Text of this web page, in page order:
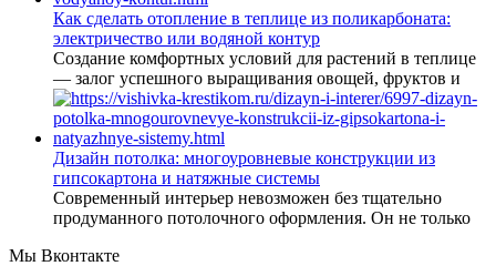
Как сделать отопление в теплице из поликарбоната:
электричество или водяной контур
Создание комфортных условий для растений в теплице
— залог успешного выращивания овощей, фруктов и
Дизайн потолка: многоуровневые конструкции из
гипсокартона и натяжные системы
Современный интерьер невозможен без тщательно
продуманного потолочного оформления. Он не только
Мы Вконтакте